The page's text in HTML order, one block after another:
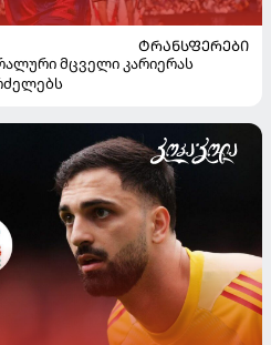
ᲢᲠᲐᲜᲡᲤᲔᲠᲔᲑᲘ
მცველი კარიერას